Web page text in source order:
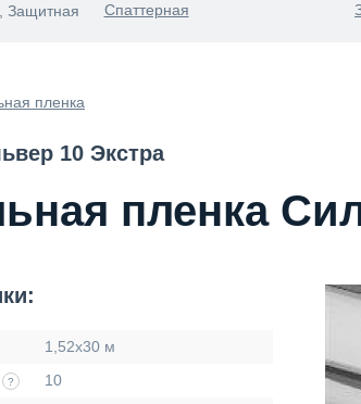
Защитная Спаттерная
пленка
10 Экстра
пленка
1,52х30 м
?
10